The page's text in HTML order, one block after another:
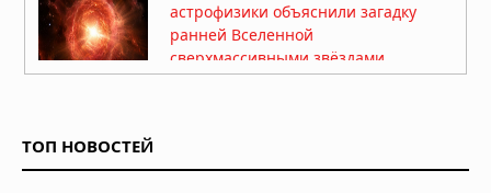
астрофизики объяснили загадку
ранней Вселенной
сверхмассивными звёздами
ТОП НОВОСТЕЙ